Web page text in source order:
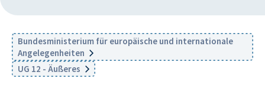
Bundesministerium für europäische und internationale
Angelegenheiten
UG 12 - Äußeres